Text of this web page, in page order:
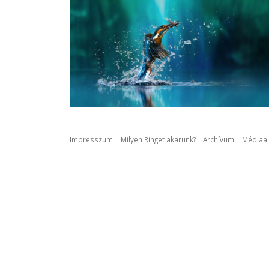
Impresszum Milyen Ringet akarunk? Archívum